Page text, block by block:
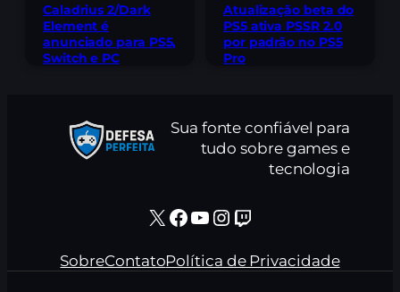
Caladrius 2/Dark
Element é
anunciado para PS5,
Switch e PC
Atualização beta do
PS5 ativa PSSR 2.0
por padrão no PS5
Pro
Sua fonte confiável para
tudo sobre games e
tecnologia
X Facebook Youtube Instagram Twitch
SobreContatoPolítica de Privacidade